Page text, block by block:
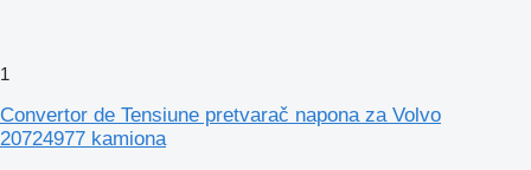
1
Convertor de Tensiune pretvarač napona za Volvo
20724977 kamiona